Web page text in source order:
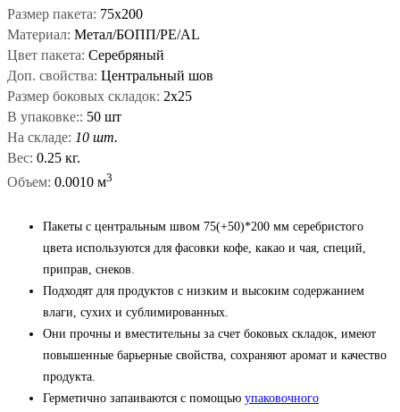
Размер пакета: 75x200
Материал: Метал/БОПП/PE/AL
Цвет пакета: Серебряный
Доп. свойства: Центральный шов
Размер боковых складок: 2х25
В упаковке:: 50 шт
На складе: 10 шт.
Вес: 0.25 кг.
Объем: 0.0010 м3
Пакеты с центральным швом 75(+50)*200 мм серебристого
цвета используются для фасовки кофе, какао и чая, специй,
приправ, снеков.
Подходят для продуктов с низким и высоким содержанием
влаги, сухих и сублимированных.
Они прочны и вместительны за счет боковых складок, имеют
повышенные барьерные свойства, сохраняют аромат и качество
продукта.
Герметично запаиваются с помощью упаковочного